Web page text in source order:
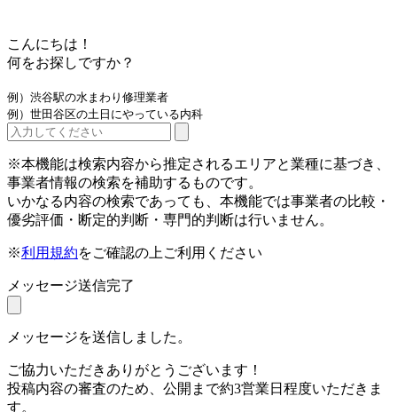
こんにちは！
何をお探しですか？
例）渋谷駅の水まわり修理業者
例）世田谷区の土日にやっている内科
※本機能は検索内容から推定されるエリアと業種に基づき、
事業者情報の検索を補助するものです。
いかなる内容の検索であっても、本機能では事業者の比較・
優劣評価・断定的判断・専門的判断は行いません。
※利用規約をご確認の上ご利用ください
メッセージ送信完了
メッセージを送信しました。
ご協力いただきありがとうございます！
投稿内容の審査のため、公開まで約3営業日程度いただきま
す。